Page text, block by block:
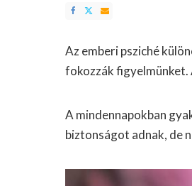
Az emberi psziché
fokozzák figyelmünket.
A mindennapokban
biztonságot adnak, de